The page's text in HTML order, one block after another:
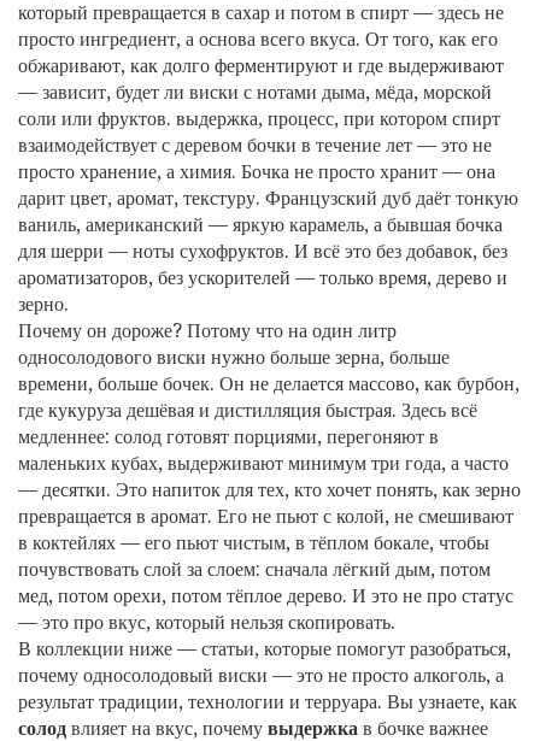
который превращается в сахар и потом в спирт — здесь не
просто ингредиент, а основа всего вкуса. От того, как его
обжаривают, как долго ферментируют и где выдерживают
— зависит, будет ли виски с нотами дыма, мёда, морской
соли или фруктов. выдержка, процесс, при котором спирт
взаимодействует с деревом бочки в течение лет — это не
просто хранение, а химия. Бочка не просто хранит — она
дарит цвет, аромат, текстуру. Французский дуб даёт тонкую
ваниль, американский — яркую карамель, а бывшая бочка
для шерри — ноты сухофруктов. И всё это без добавок, без
ароматизаторов, без ускорителей — только время, дерево и
зерно.
Почему он дороже? Потому что на один литр
односолодового виски нужно больше зерна, больше
времени, больше бочек. Он не делается массово, как бурбон,
где кукуруза дешёвая и дистилляция быстрая. Здесь всё
медленнее: солод готовят порциями, перегоняют в
маленьких кубах, выдерживают минимум три года, а часто
— десятки. Это напиток для тех, кто хочет понять, как зерно
превращается в аромат. Его не пьют с колой, не смешивают
в коктейлях — его пьют чистым, в тёплом бокале, чтобы
почувствовать слой за слоем: сначала лёгкий дым, потом
мед, потом орехи, потом тёплое дерево. И это не про статус
— это про вкус, который нельзя скопировать.
В коллекции ниже — статьи, которые помогут разобраться,
почему односолодовый виски — это не просто алкоголь, а
результат традиции, технологии и терруара. Вы узнаете, как
солод влияет на вкус, почему выдержка в бочке важнее